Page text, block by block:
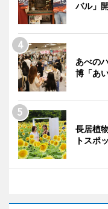
バル」
あべの
博「あ
長居植
トスポ